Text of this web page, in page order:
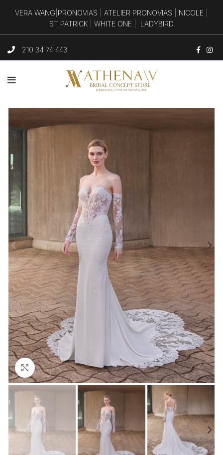
210 34 74 443
Click to enlarge
VERA WANG PRONOVIAS ATELIER PRONOVIAS NICOLE
ST.PATRICK
WHITE ONE LADYBIRD